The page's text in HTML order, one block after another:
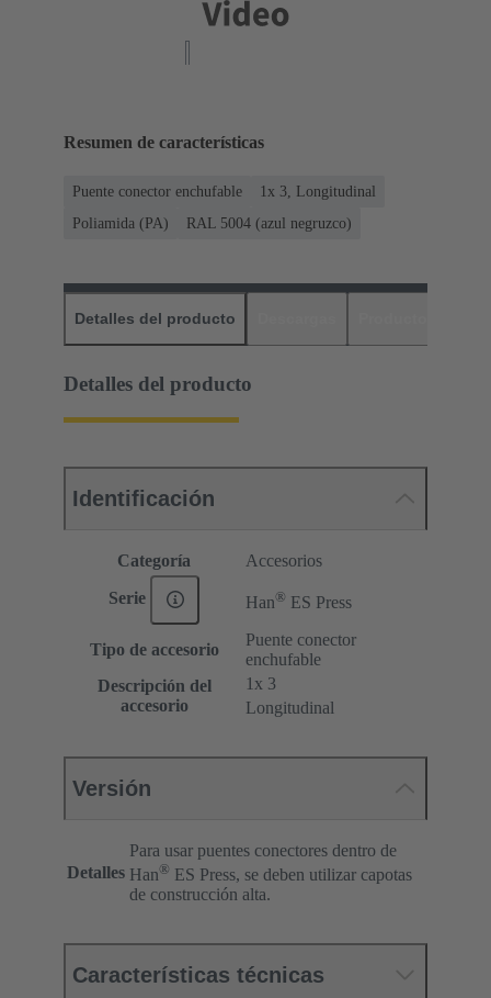
Resumen de características
Puente conector enchufable
1x 3, Longitudinal
Poliamida (PA)
RAL 5004 (azul negruzco)
Detalles del producto
Detalles del producto
Identificación
Categoría Accesorios
Serie Han® ES Press
Tipo de accesorio
Puente conector
enchufable
Descripción del
accesorio
1x 3
Longitudinal
Versión
Detalles
Para usar puentes conectores dentro de
Han® ES Press, se deben utilizar capotas
de construcción alta.
Características técnicas